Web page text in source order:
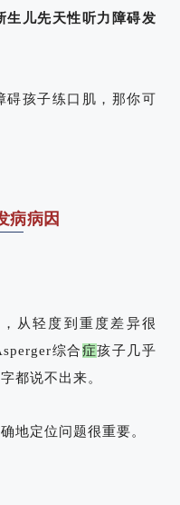
生儿先天性听力障碍发
碍孩子练口肌， 那你可
病病因
从轻度到重度差异很
综合症孩子几乎
都说不出来。
地定位问题很重要。